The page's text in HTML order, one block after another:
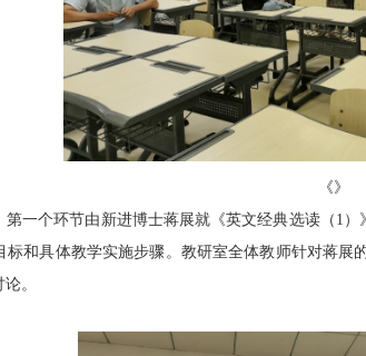
《》
第一个环节由新进博士蒋展就《英文经典选读（1）
标和具体教学实施步骤。 教研室全体教师针对蒋展
。